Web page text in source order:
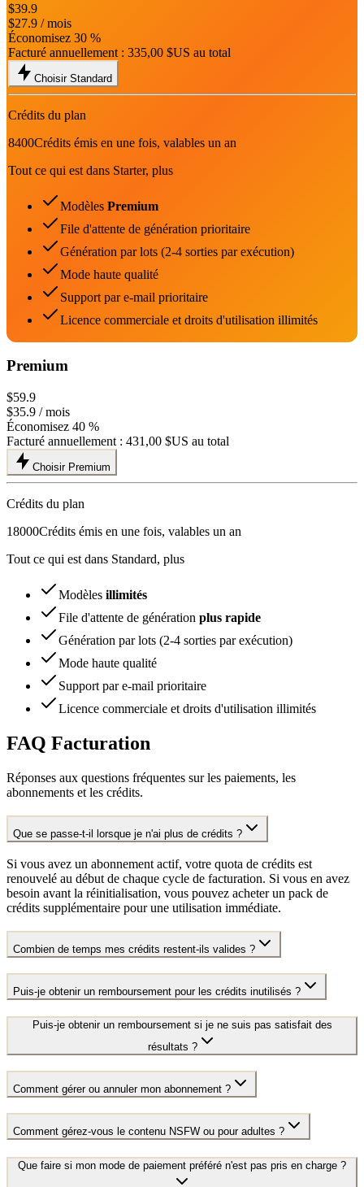
$39.9
$27.9 / mois
Économisez 30 %
Facturé annuellement : 335,00 $US au total
Choisir Standard
Crédits du plan
8400Crédits émis en une fois, valables un an
Tout ce qui est dans Starter, plus
Modèles Premium
File d'attente de génération prioritaire
Génération par lots (2-4 sorties par exécution)
Mode haute qualité
Support par e-mail prioritaire
Licence commerciale et droits d'utilisation illimités
Premium
$59.9
$35.9 / mois
Économisez 40 %
Facturé annuellement : 431,00 $US au total
Choisir Premium
Crédits du plan
18000Crédits émis en une fois, valables un an
Tout ce qui est dans Standard, plus
Modèles illimités
File d'attente de génération plus rapide
Génération par lots (2-4 sorties par exécution)
Mode haute qualité
Support par e-mail prioritaire
Licence commerciale et droits d'utilisation illimités
FAQ Facturation
Réponses aux questions fréquentes sur les paiements, les
abonnements et les crédits.
Que se passe-t-il lorsque je n'ai plus de crédits ?
Si vous avez un abonnement actif, votre quota de crédits est
renouvelé au début de chaque cycle de facturation. Si vous en avez
besoin avant la réinitialisation, vous pouvez acheter un pack de
crédits supplémentaire pour une utilisation immédiate.
Combien de temps mes crédits restent-ils valides ?
Puis-je obtenir un remboursement pour les crédits inutilisés ?
Puis-je obtenir un remboursement si je ne suis pas satisfait des
résultats ?
Comment gérer ou annuler mon abonnement ?
Comment gérez-vous le contenu NSFW ou pour adultes ?
Que faire si mon mode de paiement préféré n'est pas pris en charge ?